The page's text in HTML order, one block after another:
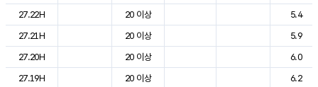
27.22H
20 이상
5.4
27.21H
20 이상
5.9
27.20H
20 이상
6.0
27.19H
20 이상
6.2